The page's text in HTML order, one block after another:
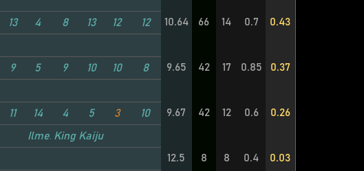
13 4 8 13 12 12 10.64 66 14 0.7 0.43
9 5 9 10 10 8 9.65 42 17 0.85 0.37
11 14 4 5 3 10 9.67 42 12 0.6 0.26
IlmeniteKing Kaiju
12.5 8 8 0.4 0.03